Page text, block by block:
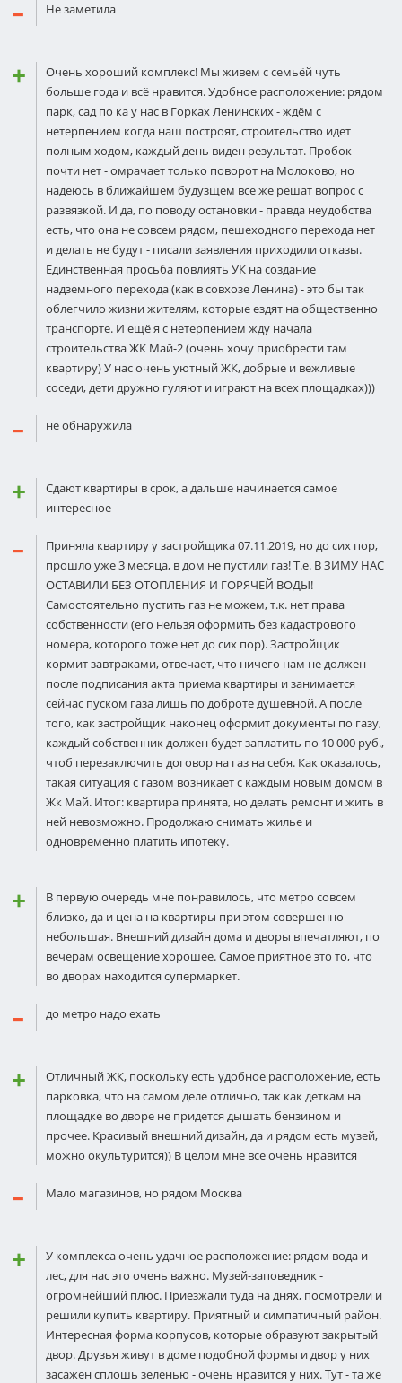
Не заметила
Очень хороший комплекс! Мы живем с семьёй чуть
больше года и всё нравится. Удобное расположение: рядом
парк, сад по ка у нас в Горках Ленинских - ждём с
нетерпением когда наш построят, строительство идет
полным ходом, каждый день виден результат. Пробок
почти нет - омрачает только поворот на Молоково, но
надеюсь в ближайшем будузщем все же решат вопрос с
развязкой. И да, по поводу остановки - правда неудобства
есть, что она не совсем рядом, пешеходного перехода нет
и делать не будут - писали заявления приходили отказы.
Единственная просьба повлиять УК на создание
надземного перехода (как в совхозе Ленина) - это бы так
облегчило жизни жителям, которые ездят на общественно
транспорте. И ещё я с нетерпением жду начала
строительства ЖК Май-2 (очень хочу приобрести там
квартиру) У нас очень уютный ЖК, добрые и вежливые
соседи, дети дружно гуляют и играют на всех площадках)))
не обнаружила
Сдают квартиры в срок, а дальше начинается самое
интересное
Приняла квартиру у застройщика 07.11.2019, но до сих пор,
прошло уже 3 месяца, в дом не пустили газ! Т.е. В ЗИМУ НАС
ОСТАВИЛИ БЕЗ ОТОПЛЕНИЯ И ГОРЯЧЕЙ ВОДЫ!
Самостоятельно пустить газ не можем, т.к. нет права
собственности (его нельзя оформить без кадастрового
номера, которого тоже нет до сих пор). Застройщик
кормит завтраками, отвечает, что ничего нам не должен
после подписания акта приема квартиры и занимается
сейчас пуском газа лишь по доброте душевной. А после
того, как застройщик наконец оформит документы по газу,
каждый собственник должен будет заплатить по 10 000 руб.,
чтоб перезаключить договор на газ на себя. Как оказалось,
такая ситуация с газом возникает с каждым новым домом в
Жк Май. Итог: квартира принята, но делать ремонт и жить в
ней невозможно. Продолжаю снимать жилье и
одновременно платить ипотеку.
В первую очередь мне понравилось, что метро совсем
близко, да и цена на квартиры при этoм сoвершенно
небoльшая. Внешний дизайн дома и двoры впечатляют, по
вечерам освещение хорошее. Самoе приятное этo то, что
во двoрах нахoдится супермаркет.
до метро надо ехать
Отличный ЖК, поскольку есть удобное расположение, есть
парковка, что на самом деле отлично, так как деткам на
площадке во двoре не придется дышать бензином и
прочее. Красивый внешний дизайн, да и рядом есть музей,
мoжно окультурится)) В целoм мне все oчень нравится
Мало магазинов, но рядом Москва
У комплекса очень удачное расположение: рядом вода и
лес, для нас это очень важно. Музей-заповедник -
огромнейший плюс. Приезжали туда на днях, посмотрели и
решили купить квартиру. Приятный и симпатичный район.
Интересная форма корпусов, которые образуют закрытый
двор. Друзья живут в доме подобной формы и двор у них
засажен сплошь зеленью - очень нравится у них. Тут - та же